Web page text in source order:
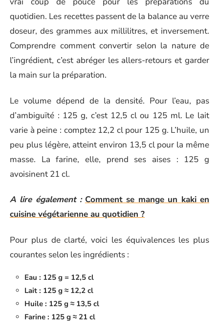
quotidien. Les recettes passent de la balance au verre
doseur, des grammes aux millilitres, et inversement.
Comprendre comment convertir selon la nature de
l’ingrédient, c’est abréger les allers-retours et garder
la main sur la préparation.
Le volume dépend de la densité. Pour l’eau, pas
d’ambiguïté : 125 g, c’est 12,5 cl ou 125 ml. Le lait
varie à peine : comptez 12,2 cl pour 125 g. L’huile, un
peu plus légère, atteint environ 13,5 cl pour la même
masse. La farine, elle, prend ses aises : 125 g
avoisinent 21 cl.
A lire également : Comment se mange un kaki en
cuisine végétarienne au quotidien ?
Pour plus de clarté, voici les équivalences les plus
courantes selon les ingrédients :
Eau : 125 g = 12,5 cl
Lait : 125 g ≈ 12,2 cl
Huile : 125 g ≈ 13,5 cl
Farine : 125 g ≈ 21 cl